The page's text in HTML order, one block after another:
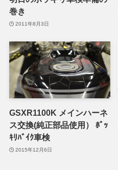
巻き
2011年8月3日
GSXR1100K メインハーネ
ス交換(純正部品使用） ﾎﾟｯ
ｷﾘﾊﾞｲｸ車検
2015年12月6日